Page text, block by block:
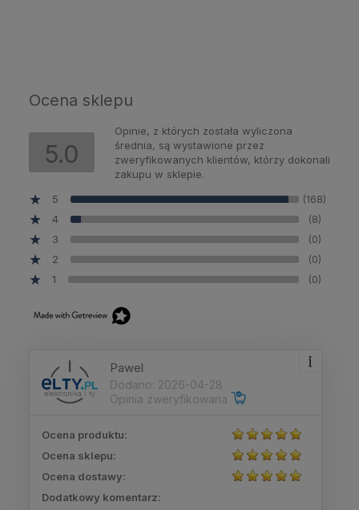
Ocena sklepu
5.0
Opinie, z których została wyliczona
średnia, są wystawione przez
zweryfikowanych klientów, którzy dokonali
zakupu w sklepie.
5
(168)
4 (8)
3 (0)
2 (0)
1 (0)
Pawel
Dodano: 2026-04-28
Opinia zweryfikowana
Ocena produktu:
Ocena sklepu:
Ocena dostawy:
Dodatkowy komentarz: